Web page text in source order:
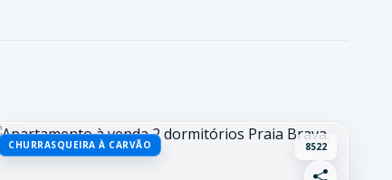
CHURRASQUEIRA À CARVÃO 8522